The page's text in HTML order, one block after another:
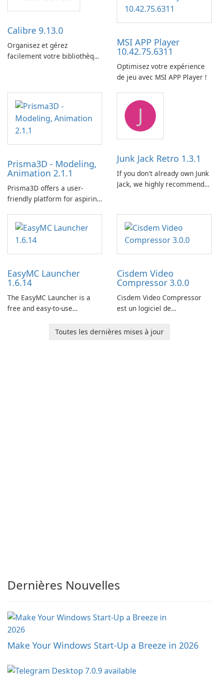
Calibre 9.13.0
Organisez et gérez
facilement votre bibliothèque
MSI APP Player
10.42.75.6311
Optimisez votre expérience
de jeu avec MSI APP Player !
Prisma3D - Modeling,
Animation 2.1.1
Prisma3D offers a user-
friendly platform for aspiring
imagination to life. With a
wide range of tools and
features, this app allows
users to easily design 3D
captivating animated scenes.
J
Junk Jack Retro 1.3.1
If you don't already own Junk
Jack, we highly recommend
This game is where it all
began! Junk Jack Retro,
formerly known as Junk Jack,
EasyMC Launcher
1.6.14
The EasyMC Launcher is a
free and easy-to-use
developed by EasyMC. It
Cisdem Video
Compressor 3.0.0
Cisdem Video Compressor
est un logiciel de
Mac. Il permet aux
Toutes les dernières mises à jour
Dernières Nouvelles
Make Your Windows Start-Up a Breeze in 2026